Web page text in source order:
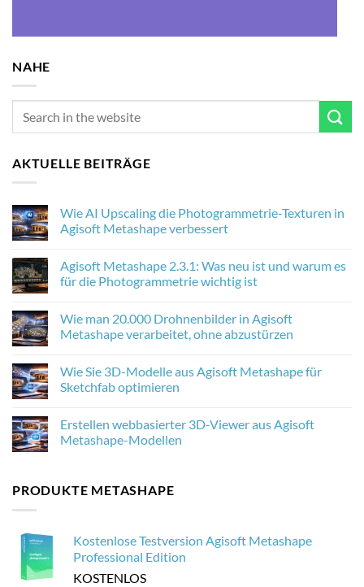
NAHE
AKTUELLE BEITRÄGE
Wie AI Upscaling die Photogrammetrie-Texturen in
Agisoft Metashape verbessert
on
Wie
AI
Photogrammetrie-
Texturen
in
verbessert
Agisoft Metashape 2.3.1: Was neu ist und warum es
für die Photogrammetrie wichtig ist
on
Agisoft
Metashape
neu
ist
und
für
die
Photogrammetrie
Wie man 20.000 Drohnenbilder in Agisoft
Metashape verarbeitet, ohne abzustürzen
on
Wie
man
in
Agisoft
Metashape
Wie Sie 3D-Modelle aus Agisoft Metashape für
Sketchfab optimieren
on
Wie
Sie
Agisoft
Metashape
Erstellen webbasierter 3D-Viewer aus Agisoft
Metashape-Modellen
Erstellen
webbasierter
Agisoft
Metashape-
Modellen
PRODUKTE METASHAPE
Kostenlose Testversion Agisoft Metashape
Professional Edition
KOSTENLOS